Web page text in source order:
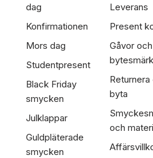
dag
Konfirmationen
Mors dag
Studentpresent
Black Friday
smycken
Julklappar
Guldpläterade
smycken
Leverans
Present
Gåvor och
Returnera
byta
och